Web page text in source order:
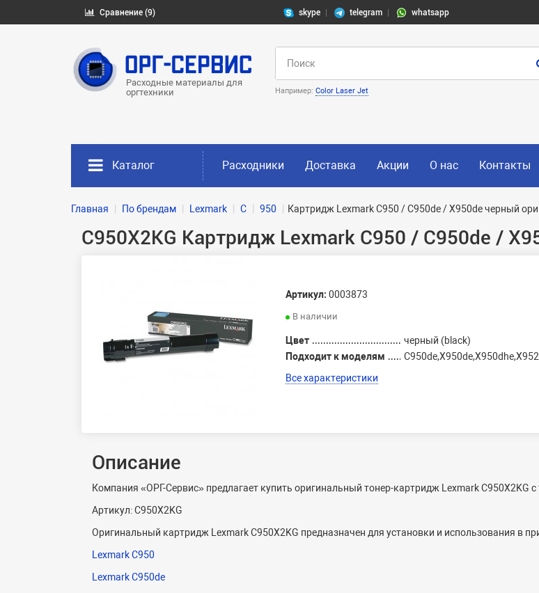
Сравнение (9) skype telegram whatsapp
Расходные материалы для
оргтехники
Например: Color Laser Jet
Каталог Расходники Доставка Акции О нас Контакты
Главная По брендам Lexmark C 950 Картридж Lexmark C950 / C950de / X950de черный
C950X2KG Картридж Lexmark C950 / C950de /
Артикул: 0003873
В наличии
Цвет
черный (black)
Подходит к моделям
Все характеристики
Описание
Компания «ОРГ-Сервис» предлагает купить оригинальный тонер-картридж Lexmark C950X2KG с
Артикул: C950X2KG
Оригинальный картридж Lexmark C950X2KG предназначен для установки и использования в
Lexmark C950
Lexmark C950de